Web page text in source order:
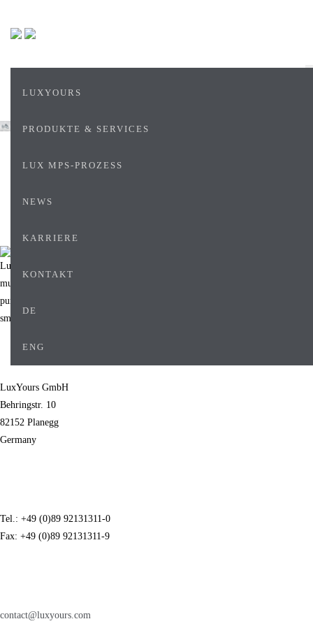
LUXYOURS
PRODUKTE & SERVICES
LUX MPS-PROZESS
NEWS
KARRIERE
KONTAKT
DE
ENG
LuxYours GmbH
Behringstr. 10
82152 Planegg
Germany
Tel.: +49 (0)89 92131311-0
Fax: +49 (0)89 92131311-9
contact@luxyours.com